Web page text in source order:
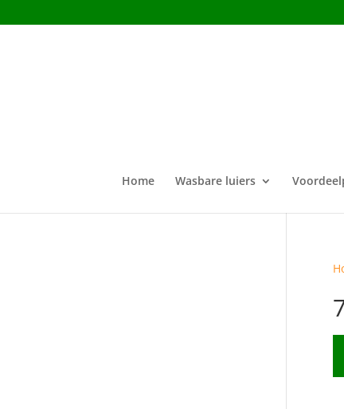
Home Wasbare luiers